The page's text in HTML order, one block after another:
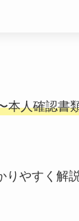
本人確認書
やすく解説